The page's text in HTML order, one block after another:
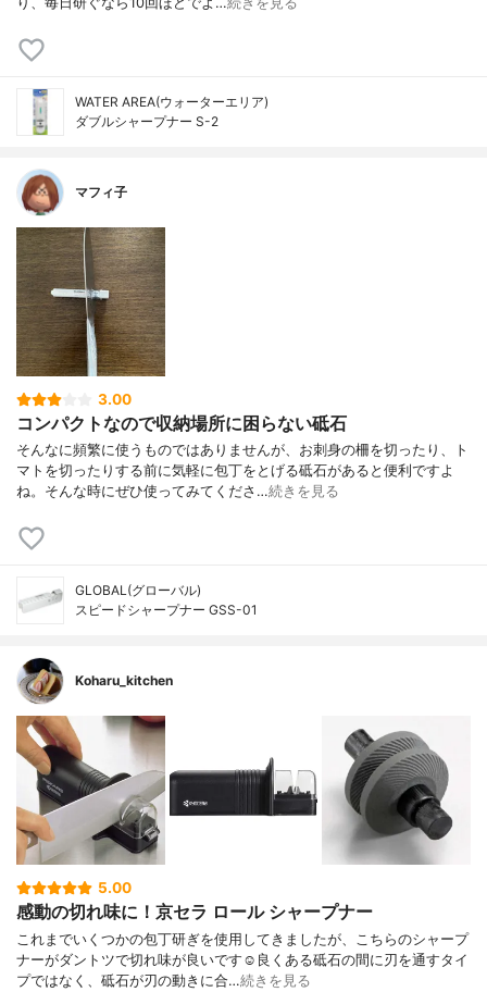
WATER AREA(ウォーターエリア)
ダブルシャープナー S-2
マフィ子
3.00
コンパクトなので収納場所に困らない砥石
そんなに頻繁に使うものではありませんが、お刺身の柵を切ったり、ト
マトを切ったりする前に気軽に包丁をとげる砥石があると便利ですよ
ね。そんな時にぜひ使ってみてくださ…続きを見る
GLOBAL(グローバル)
スピードシャープナー GSS-01
Koharu_kitchen
5.00
感動の切れ味に！京セラ ロール シャープナー
これまでいくつかの包丁研ぎを使用してきましたが、こちらのシャープ
ナーがダントツで切れ味が良いです☺︎良くある砥石の間に刃を通すタイ
プではなく、砥石が刃の動きに合…続きを見る